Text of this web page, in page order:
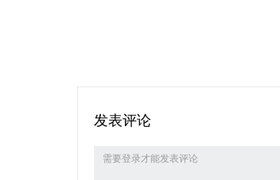
发表评论